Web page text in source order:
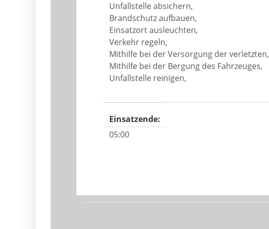
Unfallstelle absichern,
Brandschutz aufbauen,
Einsatzort ausleuchten,
Verkehr regeln,
Mithilfe bei der Versorgung der verletzten,
Mithilfe bei der Bergung des Fahrzeuges,
Unfallstelle reinigen,
Einsatzende:
05:00